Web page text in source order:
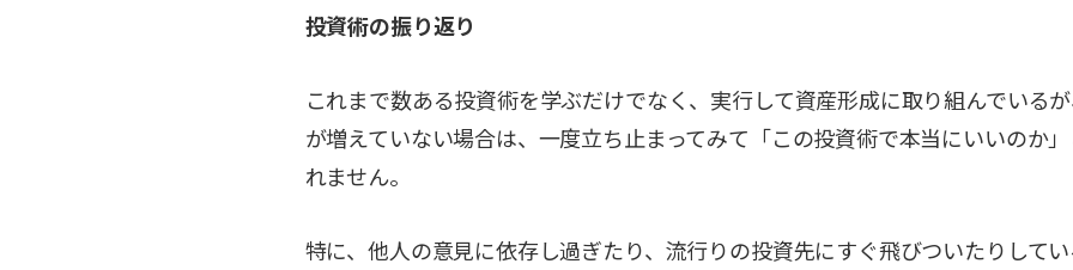
投資術の振り返り
これまで数ある投資術を学ぶだけでなく、実行して資産形成に取り組んでいる
が増えていない場合は、一度立ち止まってみて「この投資術で本当にいいのか
れません。
特に、他人の意見に依存し過ぎたり、流行りの投資先にすぐ飛びついたりして